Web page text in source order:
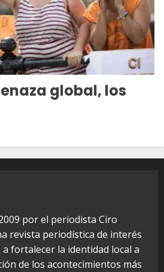
global, los
por el periodista Ciro
revista periodística de interés
fortalecer la identidad local a
de los acontecimientos más